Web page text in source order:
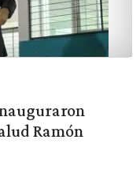
Ramón